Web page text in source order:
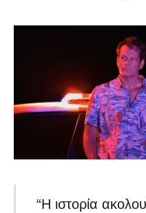
“Η ιστορία